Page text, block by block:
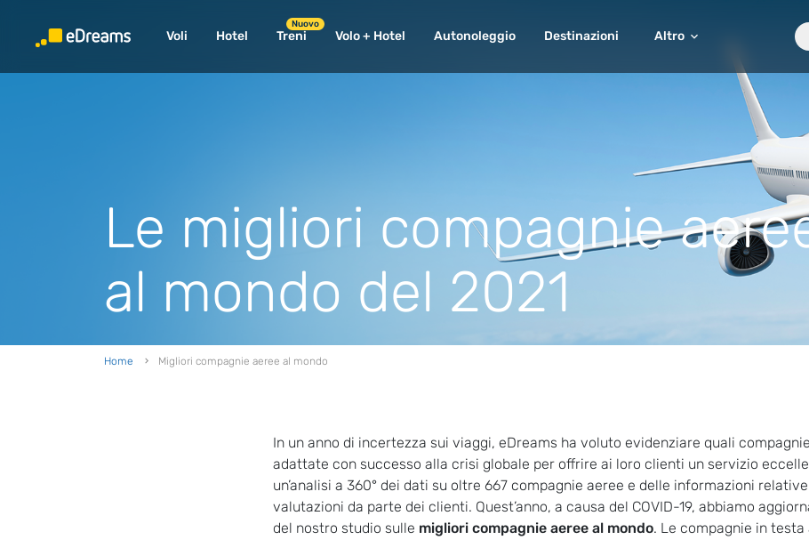
Voli Hotel Treni
Nuovo
Volo + Hotel Autonoleggio Destinazioni Altro
Le migliori compagnie
al mondo del 2021
Home Migliori compagnie aeree al mondo
In un anno di incertezza sui viaggi, eDreams ha voluto evidenziare quali
adattate con successo alla crisi globale per offrire ai loro clienti un servizio
un’analisi a 360° dei dati su oltre 667 compagnie aeree e delle informazioni
valutazioni da parte dei clienti. Quest’anno, a causa del COVID-19, abbiamo
del nostro studio sulle migliori compagnie aeree al mondo. Le compagnie in